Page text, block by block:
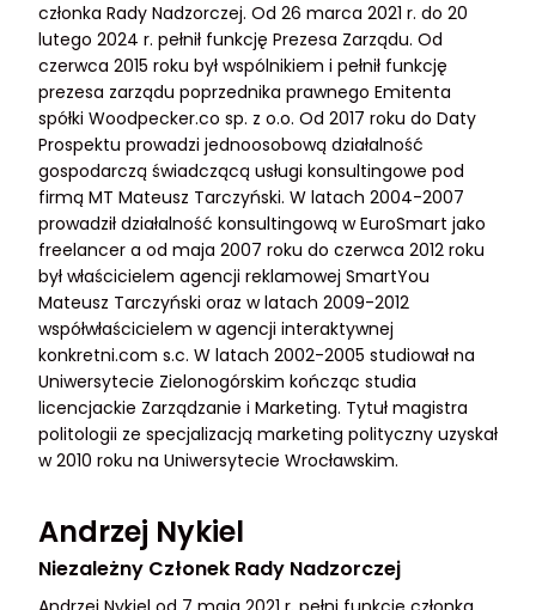
członka Rady Nadzorczej. Od 26 marca 2021 r. do 20
lutego 2024 r. pełnił funkcję Prezesa Zarządu. Od
czerwca 2015 roku był wspólnikiem i pełnił funkcję
prezesa zarządu poprzednika prawnego Emitenta
spółki Woodpecker.co sp. z o.o. Od 2017 roku do Daty
Prospektu prowadzi jednoosobową działalność
gospodarczą świadczącą usługi konsultingowe pod
firmą MT Mateusz Tarczyński. W latach 2004-2007
prowadził działalność konsultingową w EuroSmart jako
freelancer a od maja 2007 roku do czerwca 2012 roku
był właścicielem agencji reklamowej SmartYou
Mateusz Tarczyński oraz w latach 2009-2012
współwłaścicielem w agencji interaktywnej
konkretni.com s.c. W latach 2002-2005 studiował na
Uniwersytecie Zielonogórskim kończąc studia
licencjackie Zarządzanie i Marketing. Tytuł magistra
politologii ze specjalizacją marketing polityczny uzyskał
w 2010 roku na Uniwersytecie Wrocławskim.
Andrzej Nykiel
Niezależny Członek Rady Nadzorczej